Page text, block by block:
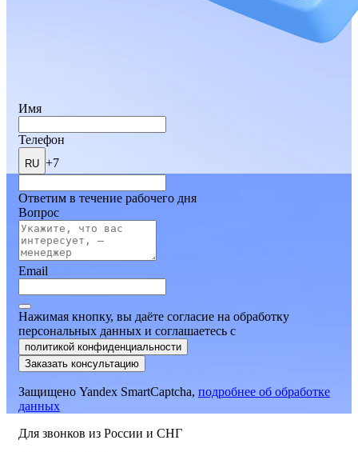
Имя
Телефон
RU +7
Ответим в течение рабочего дня
Вопрос
Email
Нажимая кнопку, вы даёте согласие на обработку
персональных данных и соглашаетесь c
политикой конфиденциальности
Заказать консультацию
Защищено Yandex SmartCaptcha, подробнее об обработке
данных
Для звонков из России и СНГ